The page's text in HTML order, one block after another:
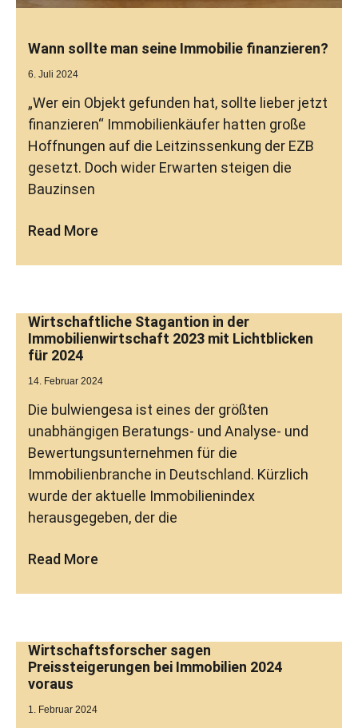
Wann sollte man seine Immobilie finanzieren?
6. Juli 2024
„Wer ein Objekt gefunden hat, sollte lieber jetzt
finanzieren“ Immobilienkäufer hatten große
Hoffnungen auf die Leitzinssenkung der EZB
gesetzt. Doch wider Erwarten steigen die
Bauzinsen
Read More
Wirtschaftliche Stagantion in der
Immobilienwirtschaft 2023 mit Lichtblicken
für 2024
14. Februar 2024
Die bulwiengesa ist eines der größten
unabhängigen Beratungs- und Analyse- und
Bewertungsunternehmen für die
Immobilienbranche in Deutschland. Kürzlich
wurde der aktuelle Immobilienindex
herausgegeben, der die
Read More
Wirtschaftsforscher sagen
Preissteigerungen bei Immobilien 2024
voraus
1. Februar 2024